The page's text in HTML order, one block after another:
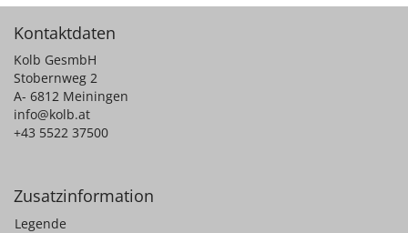
Kontaktdaten
Kolb GesmbH
Stobernweg 2
A- 6812 Meiningen
info@kolb.at
+43 5522 37500
Zusatzinformation
Legende